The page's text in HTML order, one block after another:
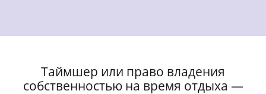
Таймшер или право владения
собственностью на время отдыха —